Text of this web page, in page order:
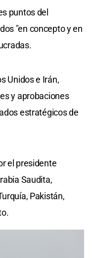
puntos del
"en concepto y en
Unidos e Irán,
y aprobaciones
estratégicos de
el presidente
Saudita,
Pakistán,